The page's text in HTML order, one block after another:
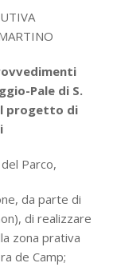
Pale di S.
progetto di
Parco,
da parte di
di realizzare
zona prativa
de Camp;